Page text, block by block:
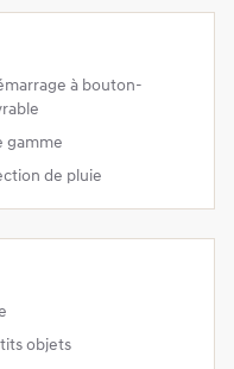
à bouton-
gamme
de pluie
objets